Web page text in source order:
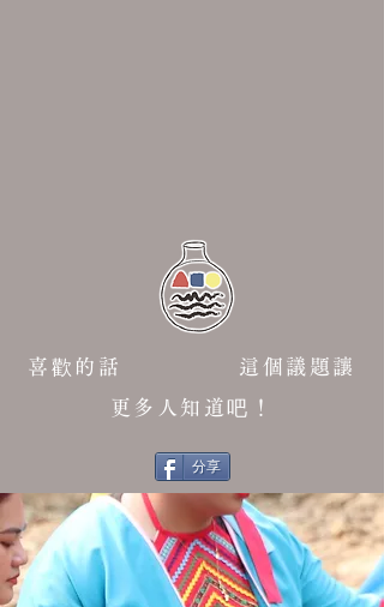
喜歡的話 這個議題讓
更多人知道吧！
分享